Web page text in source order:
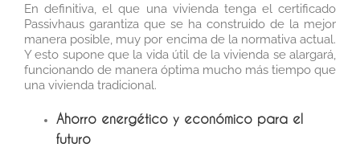
En definitiva, el que una vivienda tenga el certificado
Passivhaus garantiza que se ha construido de la mejor
manera posible, muy por encima de la normativa actual.
Y esto supone que la vida útil de la vivienda se alargará,
funcionando de manera óptima mucho más tiempo que
una vivienda tradicional.
Ahorro energético y económico para el
futuro